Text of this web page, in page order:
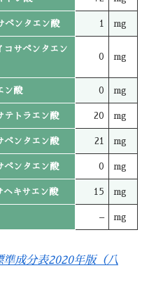
ペンタエン酸 1 mg
サペンタエン
0 mg
ン酸 0 mg
テトラエン酸 20 mg
ペンタエン酸 21 mg
ペンタエン酸 0 mg
ヘキサエン酸 15 mg
– mg
成分表2020年版（八